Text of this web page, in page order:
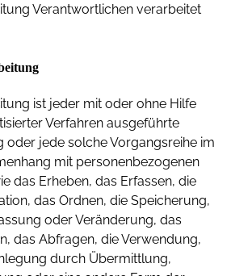
Verantwortlichen verarbeitet
ist jeder mit oder ohne Hilfe
Verfahren ausgeführte
oder jede solche Vorgangsreihe im
mit personenbezogenen
das Erheben, das Erfassen, die
das Ordnen, die Speicherung,
oder Veränderung, das
das Abfragen, die Verwendung,
durch Übermittlung,